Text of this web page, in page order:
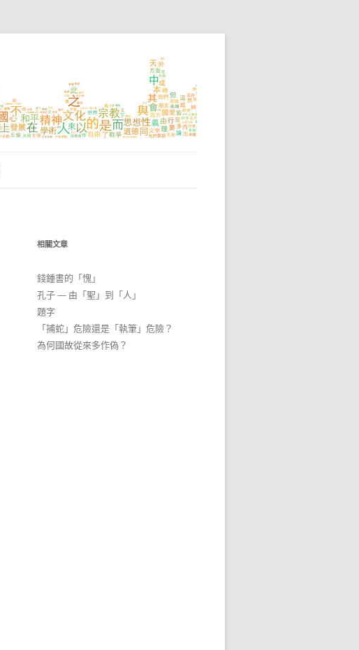
相關文章
錢鍾書的「愧」
孔子 — 由「聖」到「人」
題字
「捕蛇」危險還是「執筆」危險？
為何國故從來多作偽？